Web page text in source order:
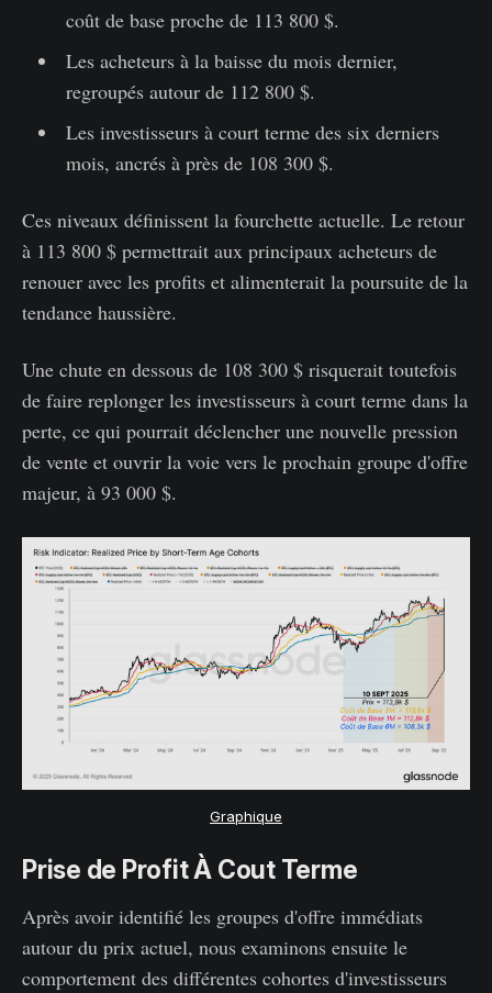
coût de base proche de 113 800 $.
Les acheteurs à la baisse du mois dernier,
regroupés autour de 112 800 $.
Les investisseurs à court terme des six derniers
mois, ancrés à près de 108 300 $.
Ces niveaux définissent la fourchette actuelle. Le retour
à 113 800 $ permettrait aux principaux acheteurs de
renouer avec les profits et alimenterait la poursuite de la
tendance haussière.
Une chute en dessous de 108 300 $ risquerait toutefois
de faire replonger les investisseurs à court terme dans la
perte, ce qui pourrait déclencher une nouvelle pression
de vente et ouvrir la voie vers le prochain groupe d'offre
majeur, à 93 000 $.
Graphique
Prise de Profit À Cout Terme
Après avoir identifié les groupes d'offre immédiats
autour du prix actuel, nous examinons ensuite le
comportement des différentes cohortes d'investisseurs